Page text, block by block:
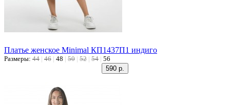
Платье женское Minimal КП1437П1 индиго
Размеры: 44 | 46 | 48 | 50 | 52 | 54 | 56
590 р.